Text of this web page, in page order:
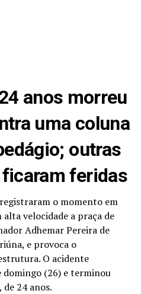
anos morreu
uma coluna
outras
feridas
o momento em
velocidade a praça de
Adhemar Pereira de
e provoca o
O acidente
domingo (26) e terminou
24 anos.